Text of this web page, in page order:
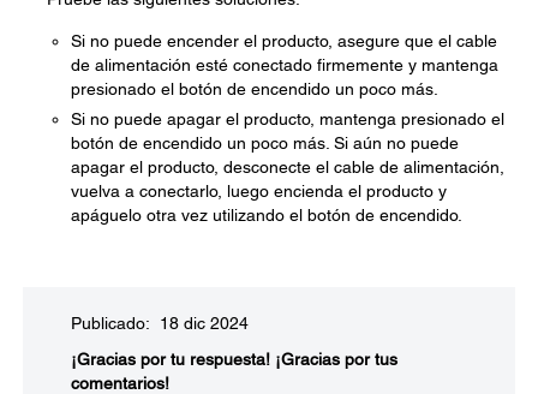
Si no puede encender el producto, asegure que el cable
de alimentación esté conectado firmemente y mantenga
presionado el botón de encendido un poco más.
Si no puede apagar el producto, mantenga presionado el
botón de encendido un poco más. Si aún no puede
apagar el producto, desconecte el cable de alimentación,
vuelva a conectarlo, luego encienda el producto y
apáguelo otra vez utilizando el botón de encendido.
Publicado: 18 dic 2024
¡Gracias por tu respuesta! ¡Gracias por tus
comentarios!